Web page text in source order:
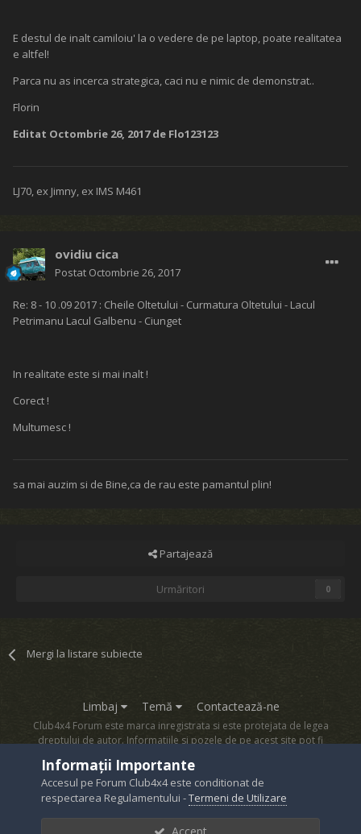
E destul de inalt camiloiu' la o vedere de pe laptop, poate realitatea
e altfel!
Parca nu as incerca strategica, caci nu e nimic de demonstrat..
Florin
Editat Octombrie 26, 2017de Flo123123
LJ70, ex Jimny, ex IMS M461
ovidiu cica
Postat Octombrie 26, 2017
Re: 8 - 10 .09 2017 : Cheile Oltetului - Curmatura Oltetului - Lacul
Petrimanu Lacul Galbenu - Ciunget
In realitate este si mai inalt !
Corect !
Multumesc !
sa mai auzim si de Bine,ca de rau este pamantul plin!
Partajează
Urmăritori 0
Mergi la listare subiecte
Limbaj Temă Contactează-ne
Club4x4 Forum este marca inregistrata si este protejata de legea
dreptului de autor. Informatiile si pozele de pe acest site pot fi
Powered by Invision Community
Informații Importante
Accesul pe Forum Club4x4 este conditionat de
respectarea Regulamentului -Termeni de Utilizare